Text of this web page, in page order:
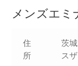
メンズエミ
住
所
茨
ス